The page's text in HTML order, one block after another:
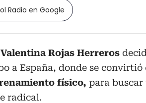
Radio en Google
Rojas Herreros
a España, donde se convirtió
físico, para buscar
radical.